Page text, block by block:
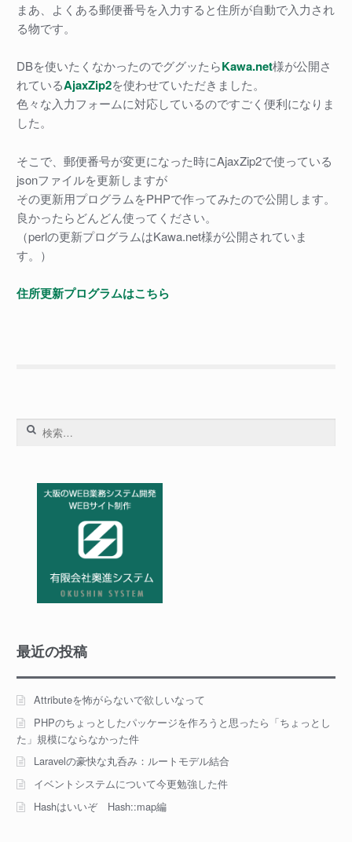
まあ、よくある郵便番号を入力すると住所が自動で入力され
る物です。
DBを使いたくなかったのでググッたらKawa.net様が公開さ
れているAjaxZip2を使わせていただきました。
色々な入力フォームに対応しているのですごく便利になりま
した。
そこで、郵便番号が変更になった時にAjaxZip2で使っている
jsonファイルを更新しますが
その更新用プログラムをPHPで作ってみたので公開します。
良かったらどんどん使ってください。
（perlの更新プログラムはKawa.net様が公開されていま
す。）
住所更新プログラムはこちら
最近の投稿
Attributeを怖がらないで欲しいなって
PHPのちょっとしたパッケージを作ろうと思ったら「ちょっとし
た」規模にならなかった件
Laravelの豪快な丸呑み：ルートモデル結合
イベントシステムについて今更勉強した件
Hashはいいぞ Hash::map編